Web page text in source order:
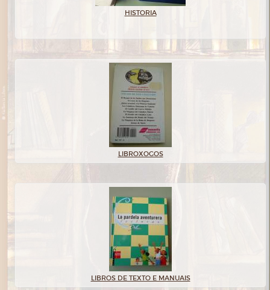
HISTORIA
LIBROXOGOS
LIBROS DE TEXTO E MANUAIS